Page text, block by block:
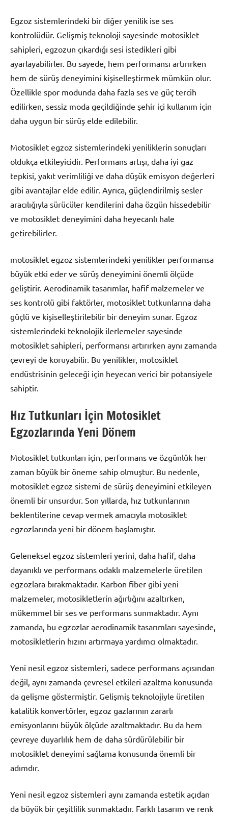
Egzoz sistemlerindeki bir diğer yenilik ise ses
kontrolüdür. Gelişmiş teknoloji sayesinde motosiklet
sahipleri, egzozun çıkardığı sesi istedikleri gibi
ayarlayabilirler. Bu sayede, hem performansı artırırken
hem de sürüş deneyimini kişiselleştirmek mümkün olur.
Özellikle spor modunda daha fazla ses ve güç tercih
edilirken, sessiz moda geçildiğinde şehir içi kullanım için
daha uygun bir sürüş elde edilebilir.
Motosiklet egzoz sistemlerindeki yeniliklerin sonuçları
oldukça etkileyicidir. Performans artışı, daha iyi gaz
tepkisi, yakıt verimliliği ve daha düşük emisyon değerleri
gibi avantajlar elde edilir. Ayrıca, güçlendirilmiş sesler
aracılığıyla sürücüler kendilerini daha özgün hissedebilir
ve motosiklet deneyimini daha heyecanlı hale
getirebilirler.
motosiklet egzoz sistemlerindeki yenilikler performansa
büyük etki eder ve sürüş deneyimini önemli ölçüde
geliştirir. Aerodinamik tasarımlar, hafif malzemeler ve
ses kontrolü gibi faktörler, motosiklet tutkunlarına daha
güçlü ve kişiselleştirilebilir bir deneyim sunar. Egzoz
sistemlerindeki teknolojik ilerlemeler sayesinde
motosiklet sahipleri, performansı artırırken aynı zamanda
çevreyi de koruyabilir. Bu yenilikler, motosiklet
endüstrisinin geleceği için heyecan verici bir potansiyele
sahiptir.
Hız Tutkunları İçin Motosiklet
Egzozlarında Yeni Dönem
Motosiklet tutkunları için, performans ve özgünlük her
zaman büyük bir öneme sahip olmuştur. Bu nedenle,
motosiklet egzoz sistemi de sürüş deneyimini etkileyen
önemli bir unsurdur. Son yıllarda, hız tutkunlarının
beklentilerine cevap vermek amacıyla motosiklet
egzozlarında yeni bir dönem başlamıştır.
Geleneksel egzoz sistemleri yerini, daha hafif, daha
dayanıklı ve performans odaklı malzemelerle üretilen
egzozlara bırakmaktadır. Karbon fiber gibi yeni
malzemeler, motosikletlerin ağırlığını azaltırken,
mükemmel bir ses ve performans sunmaktadır. Aynı
zamanda, bu egzozlar aerodinamik tasarımları sayesinde,
motosikletlerin hızını artırmaya yardımcı olmaktadır.
Yeni nesil egzoz sistemleri, sadece performans açısından
değil, aynı zamanda çevresel etkileri azaltma konusunda
da gelişme göstermiştir. Gelişmiş teknolojiyle üretilen
katalitik konvertörler, egzoz gazlarının zararlı
emisyonlarını büyük ölçüde azaltmaktadır. Bu da hem
çevreye duyarlılık hem de daha sürdürülebilir bir
motosiklet deneyimi sağlama konusunda önemli bir
adımdır.
Yeni nesil egzoz sistemleri aynı zamanda estetik açıdan
da büyük bir çeşitlilik sunmaktadır. Farklı tasarım ve renk